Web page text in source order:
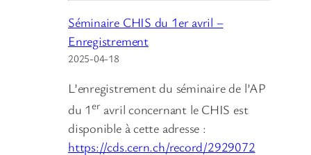
Séminaire CHIS du 1er avril –
Enregistrement
2025-04-18
L’enregistrement du séminaire de l’AP
du 1eravril concernant le CHIS est
disponible à cette adresse :
https://cds.cern.ch/record/2929072